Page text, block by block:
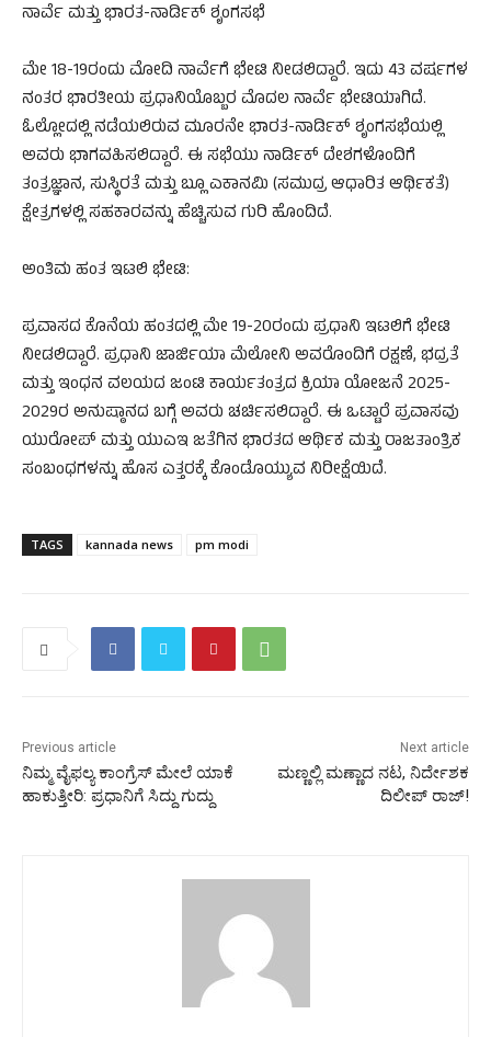
ನಾರ್ವೆ ಮತ್ತು ಭಾರತ-ನಾರ್ಡಿಕ್ ಶೃಂಗಸಭೆ
ಮೇ 18-19ರಂದು ಮೋದಿ ನಾರ್ವೆಗೆ ಭೇಟಿ ನೀಡಲಿದ್ದಾರೆ. ಇದು 43 ವರ್ಷಗಳ
ನಂತರ ಭಾರತೀಯ ಪ್ರಧಾನಿಯೊಬ್ಬರ ಮೊದಲ ನಾರ್ವೆ ಭೇಟಿಯಾಗಿದೆ.
ಓಲ್ಲೋದಲ್ಲಿ ನಡೆಯಲಿರುವ ಮೂರನೇ ಭಾರತ-ನಾರ್ಡಿಕ್ ಶೃಂಗಸಭೆಯಲ್ಲಿ
ಅವರು ಭಾಗವಹಿಸಲಿದ್ದಾರೆ. ಈ ಸಭೆಯು ನಾರ್ಡಿಕ್ ದೇಶಗಳೊಂದಿಗೆ
ತಂತ್ರಜ್ಞಾನ, ಸುಸ್ಥಿರತೆ ಮತ್ತು ಬ್ಲೂ ಎಕಾನಮಿ (ಸಮುದ್ರ ಆಧಾರಿತ ಆರ್ಥಿಕತೆ)
ಕ್ಷೇತ್ರಗಳಲ್ಲಿ ಸಹಕಾರವನ್ನು ಹೆಚ್ಚಿಸುವ ಗುರಿ ಹೊಂದಿದೆ.
ಅಂತಿಮ ಹಂತ ಇಟಲಿ ಭೇಟಿ:
ಪ್ರವಾಸದ ಕೊನೆಯ ಹಂತದಲ್ಲಿ ಮೇ 19-20ರಂದು ಪ್ರಧಾನಿ ಇಟಲಿಗೆ ಭೇಟಿ
ನೀಡಲಿದ್ದಾರೆ. ಪ್ರಧಾನಿ ಜಾರ್ಜಿಯಾ ಮೆಲೋನಿ ಅವರೊಂದಿಗೆ ರಕ್ಷಣೆ, ಭದ್ರತೆ
ಮತ್ತು ಇಂಧನ ವಲಯದ ಜಂಟಿ ಕಾರ್ಯತಂತ್ರದ ಕ್ರಿಯಾ ಯೋಜನೆ 2025-
2029ರ ಅನುಷ್ಠಾನದ ಬಗ್ಗೆ ಅವರು ಚರ್ಚಿಸಲಿದ್ದಾರೆ. ಈ ಒಟ್ಟಾರೆ ಪ್ರವಾಸವು
ಯುರೋಪ್ ಮತ್ತು ಯುಎಇ ಜತೆಗಿನ ಭಾರತದ ಆರ್ಥಿಕ ಮತ್ತು ರಾಜತಾಂತ್ರಿಕ
ಸಂಬಂಧಗಳನ್ನು ಹೊಸ ಎತ್ತರಕ್ಕೆ ಕೊಂಡೊಯ್ಯುವ ನಿರೀಕ್ಷೆಯಿದೆ.
TAGS kannada news pm modi
Previous article
ನಿಮ್ಮ ವೈಫಲ್ಯ ಕಾಂಗ್ರೆಸ್ ಮೇಲೆ ಯಾಕೆ
ಹಾಕುತ್ತೀರಿ: ಪ್ರಧಾನಿಗೆ ಸಿದ್ದು ಗುದ್ದು
Next article
ಮಣ್ಣಲ್ಲಿ ಮಣ್ಣಾದ ನಟ, ನಿರ್ದೇಶಕ
ದಿಲೀಪ್ ರಾಜ್!